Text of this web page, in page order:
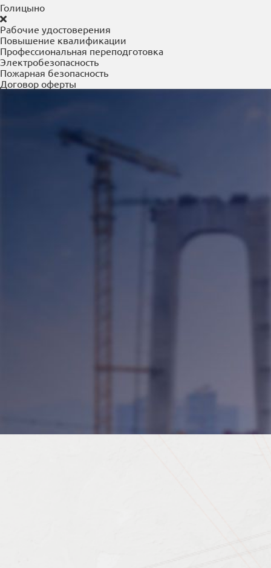
Голицыно
Рабочие удостоверения
Повышение квалификации
Профессиональная переподготовка
Электробезопасность
Пожарная безопасность
Договор оферты